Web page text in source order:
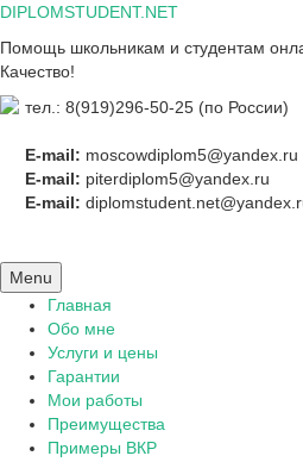
Skip
content
DIPLOMSTUDENT.NET
Помощь школьникам и студентам
Качество!
тел.: 8(919)296-50-25 (по России)
E-mail: moscowdiplom5@yandex.ru
E-mail: piterdiplom5@yandex.ru
E-mail:
Menu
Главная
Обо мне
Услуги и цены
Гарантии
Мои работы
Преимущества
Примеры ВКР